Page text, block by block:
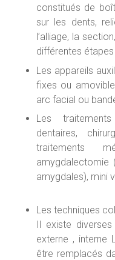
constitués de
sur les dents,
l’alliage, la
différentes
Les appareils
fixes ou
arc facial ou
Les
dentaires,
traitements
amygdalectomie
amygdales), mini
Les techniques
Il existe
externe , interne
être remplacés